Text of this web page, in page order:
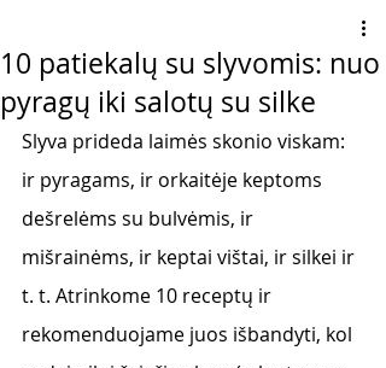
10 patiekalų su slyvomis: nuo
pyragų iki salotų su silke
Slyva prideda laimės skonio viskam:
ir pyragams, ir orkaitėje keptoms
dešrelėms su bulvėmis, ir
mišrainėms, ir keptai vištai, ir silkei ir
t. t. Atrinkome 10 receptų ir
rekomenduojame juos išbandyti, kol